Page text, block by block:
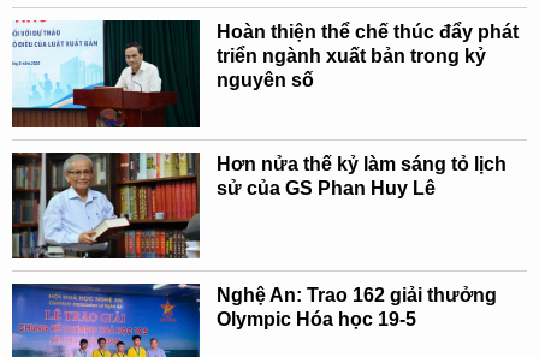
Hoàn thiện thể chế thúc đẩy phát
triển ngành xuất bản trong kỷ
nguyên số
Hơn nửa thế kỷ làm sáng tỏ lịch
sử của GS Phan Huy Lê
Nghệ An: Trao 162 giải thưởng
Olympic Hóa học 19-5